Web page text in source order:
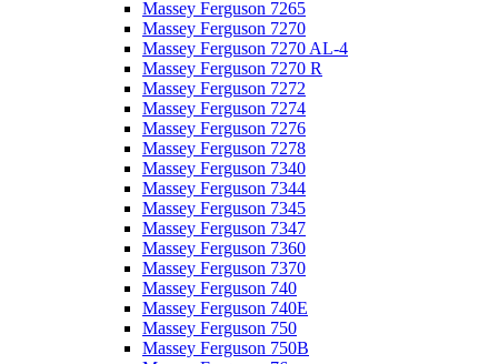
Massey Ferguson 7265
Massey Ferguson 7270
Massey Ferguson 7270 AL-4
Massey Ferguson 7270 R
Massey Ferguson 7272
Massey Ferguson 7274
Massey Ferguson 7276
Massey Ferguson 7278
Massey Ferguson 7340
Massey Ferguson 7344
Massey Ferguson 7345
Massey Ferguson 7347
Massey Ferguson 7360
Massey Ferguson 7370
Massey Ferguson 740
Massey Ferguson 740E
Massey Ferguson 750
Massey Ferguson 750B